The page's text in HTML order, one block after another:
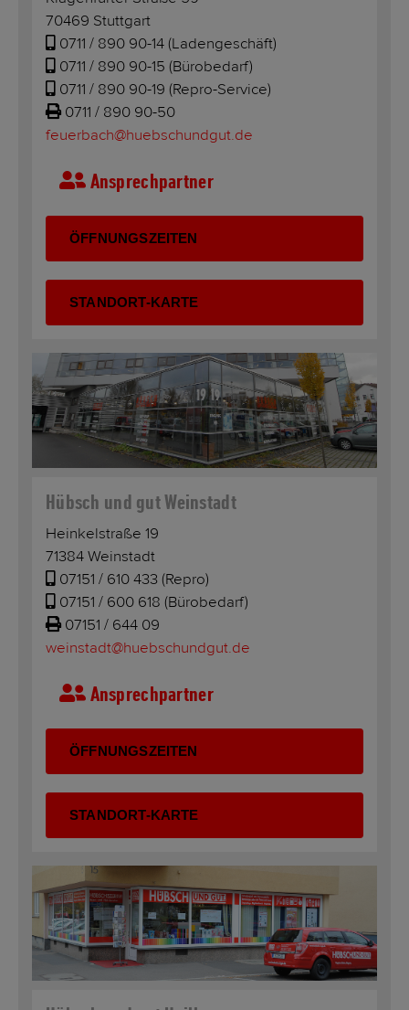
70469 Stuttgart
0711 / 890 90-14(Ladengeschäft)
0711 / 890 90-15 (Bürobedarf)
0711 / 890 90-19 (Repro-Service)
0711 / 890 90-50
feuerbach@huebschundgut.de
Ansprechpartner
ÖFFNUNGSZEITEN
STANDORT-KARTE
Hübsch und gut Weinstadt
Heinkelstraße 19
71384 Weinstadt
07151 / 610 433 (Repro)
07151 / 600 618 (Bürobedarf)
07151 / 644 09
weinstadt@huebschundgut.de
Ansprechpartner
ÖFFNUNGSZEITEN
STANDORT-KARTE